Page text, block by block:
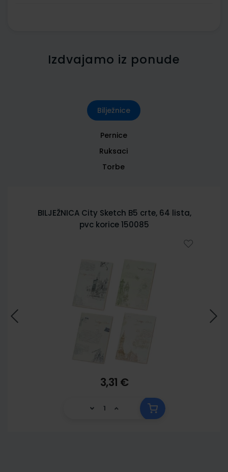
Izdvajamo iz ponude
Bilježnice
Pernice
Ruksaci
Torbe
BILJEŽNICA City Sketch B5 crte, 64 lista,
pvc korice 150085
3,31 €